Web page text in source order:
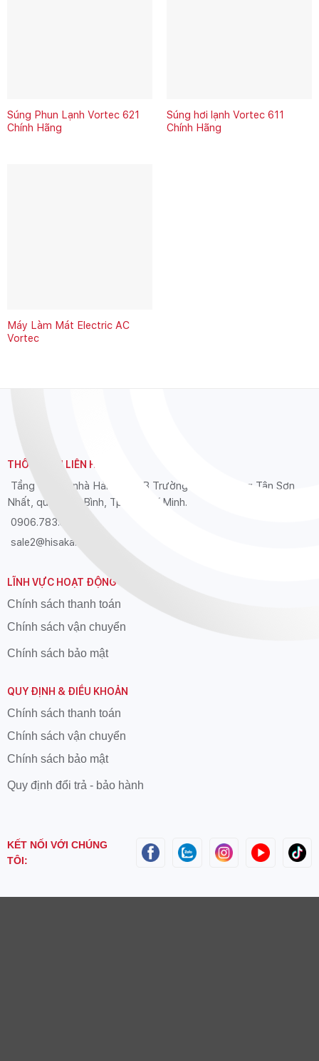
Súng Phun Lạnh Vortec 621
Chính Hãng
Súng hơi lạnh Vortec 611
Chính Hãng
Máy Làm Mát Electric AC
Vortec
THÔNG TIN LIÊN HỆ
Tầng 12 Tòa nhà Hải Âu, 39B Trường Sơn, phường Tân Sơn
Nhất, quận Tân Bình, Tp. Hồ Chí Minh.
0906.783.626
sale2@hisaka.vn
LĨNH VỰC HOẠT ĐỘNG
Chính sách thanh toán
Chính sách vận chuyển
Chính sách bảo mật
QUY ĐỊNH & ĐIỀU KHOẢN
Chính sách thanh toán
Chính sách vận chuyển
Chính sách bảo mật
Quy định đổi trả - bảo hành
KẾT NỐI VỚI CHÚNG
TÔI: